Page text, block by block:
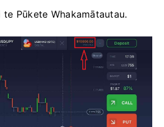
Pūkete Whakamātautau.